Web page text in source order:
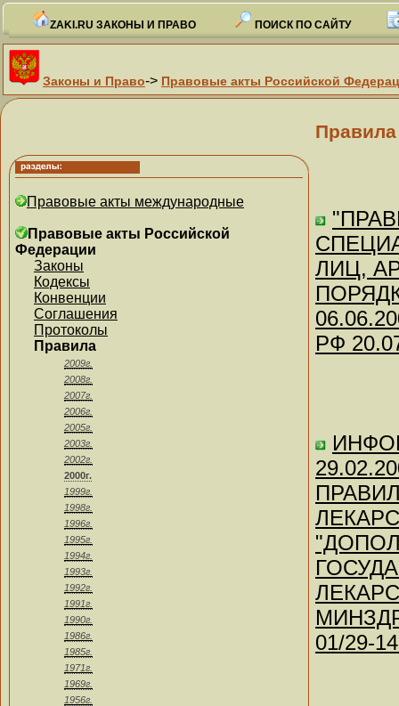
ZAKI.RU ЗАКОНЫ И ПРАВО ПОИСК ПО САЙТУ
Законы и Право-> Правовые акты Российской
Правовые акты международные
Правовые акты Российской
Федерации
Законы
Кодексы
Конвенции
Соглашения
Протоколы
Правила
2009г.
2008г.
2007г.
2006г.
2005г.
2003г.
2002г.
2000г.
1999г.
1998г.
1996г.
1995г.
1994г.
1993г.
1992г.
1991г.
1990г.
1986г.
1985г.
1971г.
1969г.
1956г.
Правила
ЛИЦ,
РФ
01/29-